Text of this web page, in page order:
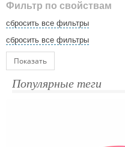
Фильтр по свойствам
сбросить все фильтры
сбросить все фильтры
Показать
Популярные теги